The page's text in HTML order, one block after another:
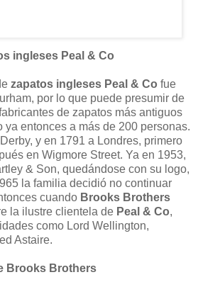
ingleses Peal & Co
zapatos ingleses Peal & Co fue
por lo que puede presumir de
de zapatos más antiguos
ya entonces a más de 200 personas.
y en 1791 a Londres, primero
en Wigmore Street. Ya en 1953,
& Son, quedándose con su logo,
la familia decidió no continuar
cuando Brooks Brothers
la ilustre clientela de Peal & Co,
como Lord Wellington,
Astaire.
Brooks Brothers